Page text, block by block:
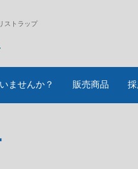
ストラップ
ませんか？ 販売商品